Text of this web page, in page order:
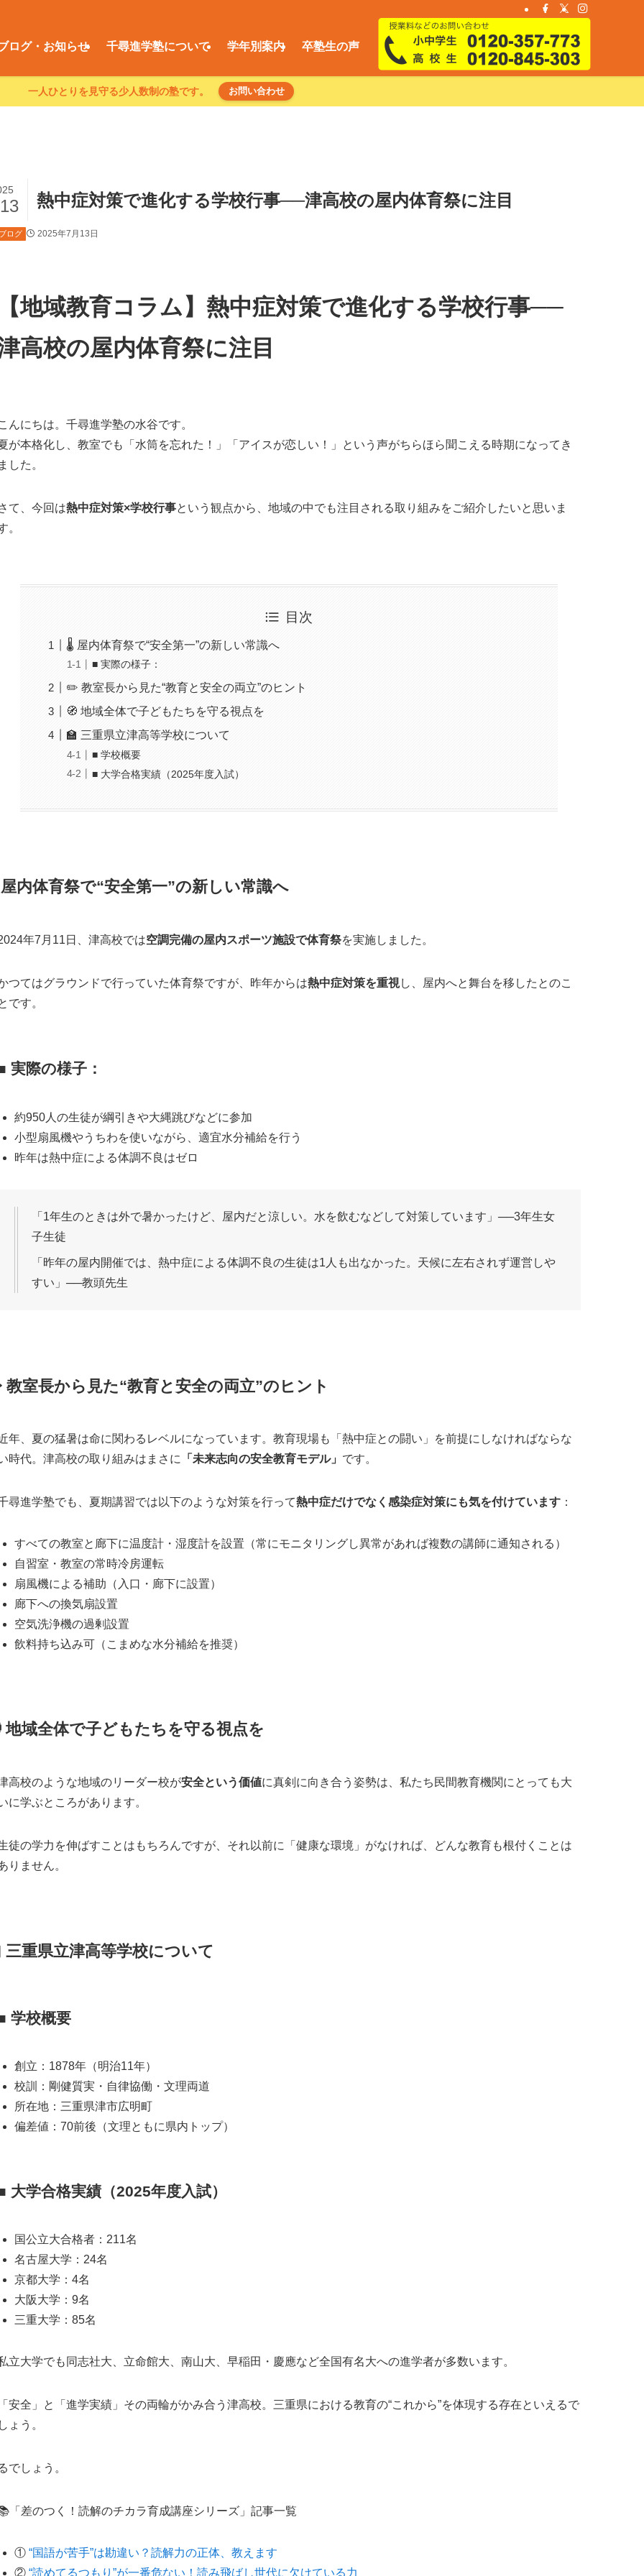
ログ・お知らせ 千尋進学塾について 学年別案内 卒塾生の声
一人ひとりを見守る少人数制の塾です。 お問い合わせ
熱中症対策で進化する学校行事──津高校の屋内体育祭に注目
ログ 2025年7月13日
地域教育コラム】熱中症対策で進化する学校行事──
高校の屋内体育祭に注目
んにちは。千尋進学塾の水谷です。
が本格化し、教室でも「水筒を忘れた！」「アイスが恋しい！」という声がちらほら聞こえる時期になってき
した。
て、今回は熱中症対策×学校行事という観点から、地域の中でも注目される取り組みをご紹介したいと思いま
。
目次
🌡 屋内体育祭で“安全第一”の新しい常識へ
■ 実際の様子：
✏️ 教室長から見た“教育と安全の両立”のヒント
🧭 地域全体で子どもたちを守る視点を
🏫 三重県立津高等学校について
■ 学校概要
■ 大学合格実績（2025年度入試）
内体育祭で“安全第一”の新しい常識へ
年7月11日、津高校では空調完備の屋内スポーツ施設で体育祭を実施しました。
つてはグラウンドで行っていた体育祭ですが、昨年からは熱中症対策を重視し、屋内へと舞台を移したとのこ
です。
実際の様子：
約950人の生徒が綱引きや大縄跳びなどに参加
小型扇風機やうちわを使いながら、適宜水分補給を行う
昨年は熱中症による体調不良はゼロ
「1年生のときは外で暑かったけど、屋内だと涼しい。水を飲むなどして対策しています」──3年生女
子生徒
「昨年の屋内開催では、熱中症による体調不良の生徒は1人も出なかった。天候に左右されず運営しや
すい」──教頭先生
室長から見た“教育と安全の両立”のヒント
年、夏の猛暑は命に関わるレベルになっています。教育現場も「熱中症との闘い」を前提にしなければならな
時代。津高校の取り組みはまさに
「未来志向の安全教育モデル」 です。
尋進学塾でも、夏期講習では以下のような対策を行って熱中症だけでなく感染症対策にも気を付けています ：
すべての教室と廊下に温度計・湿度計を設置（常にモニタリングし異常があれば複数の講師に通知される）
自習室・教室の常時冷房運転
扇風機による補助（入口・廊下に設置）
廊下への換気扇設置
空気洗浄機の過剰設置
飲料持ち込み可（こまめな水分補給を推奨）
地域全体で子どもたちを守る視点を
高校のような地域のリーダー校が安全という価値に真剣に向き合う姿勢は、私たち民間教育機関にとっても大
に学ぶところがあります。
徒の学力を伸ばすことはもちろんですが、それ以前に「健康な環境」がなければ、どんな教育も根付くことは
りません。
三重県立津高等学校について
学校概要
創立：1878年（明治11年）
校訓：剛健質実・自律協働・文理両道
所在地：三重県津市広明町
偏差値：70前後（文理ともに県内トップ）
大学合格実績（2025年度入試）
国公立大合格者：211名
名古屋大学：24名
京都大学：4名
大阪大学：9名
三重大学：85名
立大学でも同志社大、立命館大、南山大、早稲田・慶應など全国有名大への進学者が多数います。
安全」と「進学実績」その両輪がかみ合う津高校。三重県における教育の“これから”を体現する存在といえるで
ょう。
でしょう。
「差のつく！読解のチカラ育成講座シリーズ」記事一覧
① “国語が苦手”は勘違い？読解力の正体、教えます
② “読めてるつもり”が一番危ない！読み飛ばし世代に欠けている力